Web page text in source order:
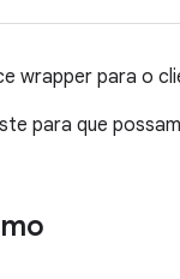
wrapper para o
para que